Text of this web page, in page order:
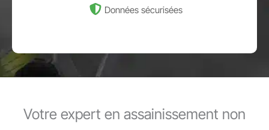
Données sécurisées
Votre expert en assainissement non